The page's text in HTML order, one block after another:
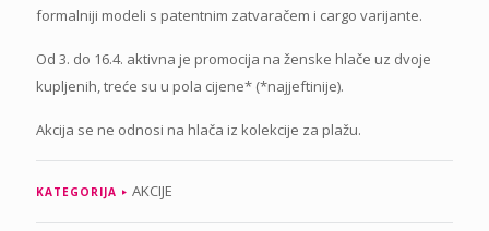
formalniji modeli s patentnim zatvaračem i cargo varijante.
Od 3. do 16.4. aktivna je promocija na ženske hlače uz dvoje
kupljenih, treće su u pola cijene* (*najjeftinije).
Akcija se ne odnosi na hlača iz kolekcije za plažu.
KATEGORIJA AKCIJE